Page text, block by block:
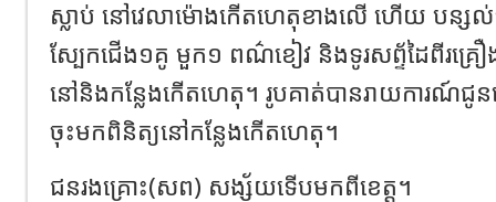
ស្លាប់ នៅវេលាម៉ោងកើតហេតុខាងលើ ហើយ បន្ស
ស្បែកជើង១គូ មួក១ ពណ៌ខៀវ និងទូរសព្ទ័ដៃពីរគ្រ
នៅនិងកន្លែងកើតហេតុ។ រូបគាត់បានរាយការណ៍ជូន
ចុះមកពិនិត្យនៅកន្លែងកើតហេតុ។
ជនរងគ្រោះ(សព) សង្ស័យទើបមកពីខេត្ត។